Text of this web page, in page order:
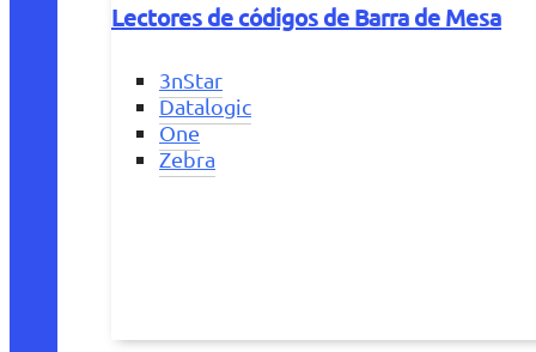
Lectores de códigos de Barra de Mesa
3nStar
Datalogic
One
Zebra